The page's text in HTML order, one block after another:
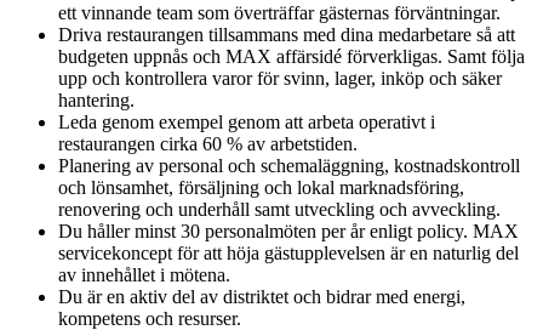
ett vinnande team som överträffar gästernas förväntningar.
Driva restaurangen tillsammans med dina medarbetare så att
budgeten uppnås och MAX affärsidé förverkligas. Samt följa
upp och kontrollera varor för svinn, lager, inköp och säker
hantering.
Leda genom exempel genom att arbeta operativt i
restaurangen cirka 60 % av arbetstiden.
Planering av personal och schemaläggning, kostnadskontroll
och lönsamhet, försäljning och lokal marknadsföring,
renovering och underhåll samt utveckling och avveckling.
Du håller minst 30 personalmöten per år enligt policy. MAX
servicekoncept för att höja gästupplevelsen är en naturlig del
av innehållet i mötena.
Du är en aktiv del av distriktet och bidrar med energi,
kompetens och resurser.